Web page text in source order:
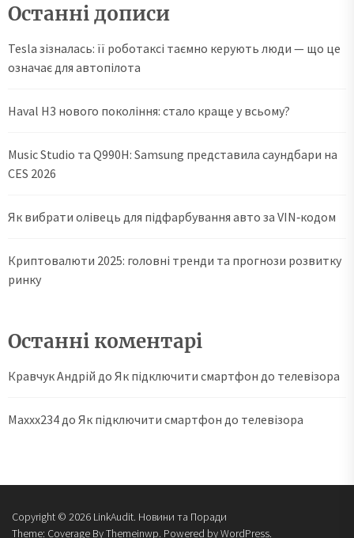
Останні дописи
Tesla зізналась: її роботаксі таємно керують люди — що це
означає для автопілота
Haval H3 нового покоління: стало краще у всьому?
Music Studio та Q990H: Samsung представила саундбари на
CES 2026
Як вибрати олівець для підфарбування авто за VIN‑кодом
Криптовалюти 2025: головні тренди та прогнози розвитку
ринку
Останні коментарі
Кравчук Андрій до Як підключити смартфон до телевізора
Maxxx234 до Як підключити смартфон до телевізора
Copyright © 2026 LinkAudit. Новини та Поради
Theme: Coverage ByThemeinwp. Powered byWordPress.